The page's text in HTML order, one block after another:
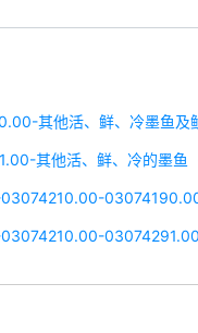
其他活、鲜、冷墨鱼及
其他活、鲜、冷的墨鱼
03074210.00-
03074291.00